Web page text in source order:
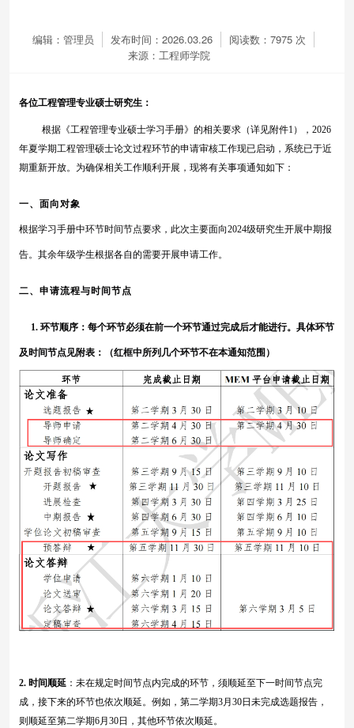
编辑：管理员 发布时间：2026.03.26 阅读数： 7975 次
来源：工程师学院
各位工程管理专业硕士研究生：
根据《工程管理专业硕士学习手册》的相关要求 （详见附件1）， 2026
年夏学期工程管理硕士论文过程环节的申请审核工作现已启动，系统已于近
期重新开放。为确保相关工作顺利开展，现将有关事项通知如下：
一、 面向对象
根据学习手册中环节时间节点要求，此次主要面向2024级研究生开展中期报
告。其余年级学生根据各自的需要开展申请工作。
二、申请流程与时间节点
1. 环节顺序 ：每个环节必须在前一个环节通过完成后才能进行。具体环节
及时间节点见附表 ： （红框中所列几个环节不在本通知范围）
2. 时间顺延 ：未在规定时间节点内完成的环节，须顺延至下一时间节点完
成，接下来的环节也依次顺延。例如，第二学期3月 30日未完成选题报告，
则顺延至第二学期6月 30日，其他环节依次顺延。